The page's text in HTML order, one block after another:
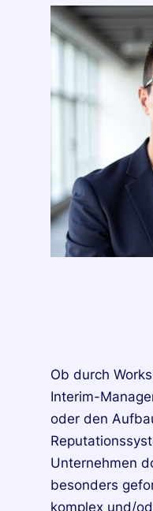
Ob durch
Interim-
oder den
Unternehmen
besonders
komplex und/